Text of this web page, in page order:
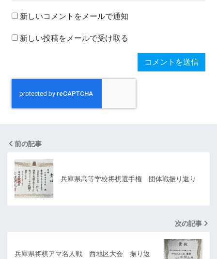
新しいコメントをメールで通知
新しい投稿をメールで受け取る
前の記事
兵庫県高等学校将棋選手権 団体戦振り返り
次の記事
兵庫県将棋アマ名人戦 西地区大会 振り返